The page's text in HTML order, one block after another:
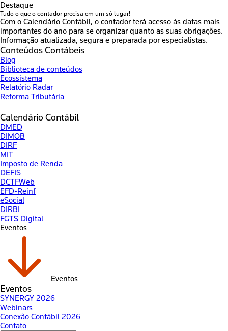
Destaque
Tudo o que o contador precisa em um só lugar!
Com o Calendário Contábil, o contador terá acesso às datas mais
importantes do ano para se organizar quanto as suas obrigações.
Informação atualizada, segura e preparada por especialistas.
Conteúdos Contábeis
Blog
Biblioteca de conteúdos
Ecossistema
Relatório Radar
Reforma Tributária
Calendário Contábil
DMED
DIMOB
DIRF
MIT
Imposto de Renda
DEFIS
DCTFWeb
EFD-Reinf
eSocial
DIRBI
FGTS Digital
Eventos
Eventos
Eventos
SYNERGY 2026
Webinars
Conexão Contábil 2026
Contato